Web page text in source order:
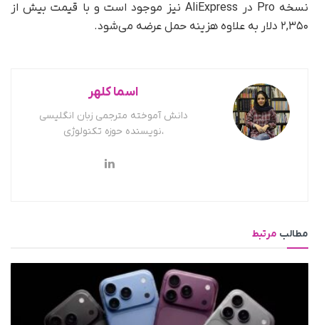
نسخه Pro در AliExpress نیز موجود است و با قیمت بیش از
۲,۳۵۰ دلار به علاوه هزینه حمل عرضه می‌شود.
اسما کلهر
دانش آموخته مترجمی زبان انگلیسی
،نویسنده حوزه تکنولوژی
مطالب مرتبط